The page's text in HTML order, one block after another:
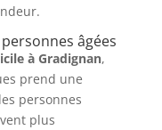
âgées
à Gradignan,
prend une
personnes
plus